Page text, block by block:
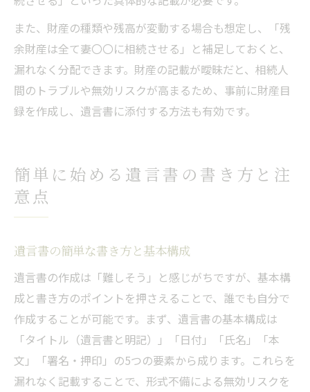
また、財産の種類や残高が変動する場合も想定し、「残
余財産は全て妻〇〇に相続させる」と補足しておくと、
漏れなく分配できます。財産の記載が曖昧だと、相続人
間のトラブルや無効リスクが高まるため、事前に財産目
録を作成し、遺言書に添付する方法も有効です。
簡単に始める遺言書の書き方と注
意点
遺言書の簡単な書き方と基本構成
遺言書の作成は「難しそう」と感じがちですが、基本構
成と書き方のポイントを押さえることで、誰でも自分で
作成することが可能です。まず、遺言書の基本構成は
「タイトル（遺言書と明記）」「日付」「氏名」「本
文」「署名・押印」の5つの要素から成ります。これらを
漏れなく記載することで、形式不備による無効リスクを